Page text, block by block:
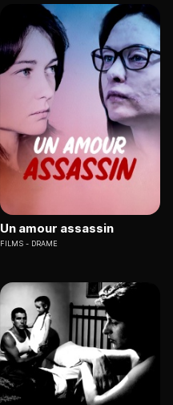
Un amour assassin
FILMS DRAME